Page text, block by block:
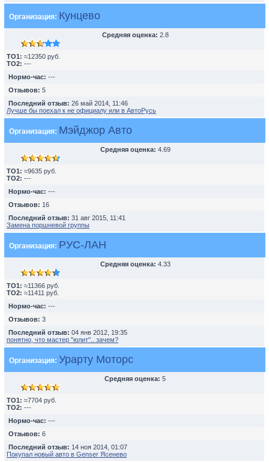
Организация: Кунцево
Средняя оценка: 2.8
TO1: ≈12350 руб.
TO2: ---
Нормо-час: ---
Отзывов: 5
Последний отзыв: 26 май 2014, 11:46
Лучше бы поехал к не официалу или в АвтоРусь
Организация: Мэйджор Авто
Средняя оценка: 4.69
TO1: ≈9635 руб.
TO2: ---
Нормо-час: ---
Отзывов: 16
Последний отзыв: 31 авг 2015, 11:41
Замена поршневой группы
Организация: РУС-ЛАН
Средняя оценка: 4.33
TO1: ≈11366 руб.
TO2: ≈11411 руб.
Нормо-час: ---
Отзывов: 3
Последний отзыв: 04 янв 2012, 19:35
понятно, что мастер "юлит".. зачем?
Организация: Урарту Моторс
Средняя оценка: 5
TO1: ≈7704 руб.
TO2: ---
Нормо-час: ---
Отзывов: 6
Последний отзыв: 14 ноя 2014, 01:07
Покупал новый авто в Genser Ясенево